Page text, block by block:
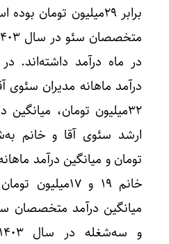
در ماه درآمد داشته‌اند.
۳۲میلیون تومان،
تومان و میانگین درآمد
خانم ۱۹ و
میانگین درآمد متخصصان